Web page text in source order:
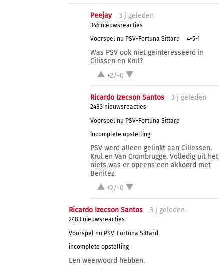
Peejay 3 j geleden
346 nieuwsreacties
Voorspel nu PSV-Fortuna Sittard
4-5-1
Was PSV ook niet geinteresseerd in
Cilissen en Krul?
+2/-0
Ricardo Izecson Santos 3 j geleden
2483 nieuwsreacties
Voorspel nu PSV-Fortuna Sittard
incomplete opstelling
PSV werd alleen gelinkt aan Cillessen,
Krul en Van Crombrugge. Volledig uit het
niets was er opeens een akkoord met
Benitez.
+2/-0
Ricardo Izecson Santos 3 j geleden
2483 nieuwsreacties
Voorspel nu PSV-Fortuna Sittard
incomplete opstelling
Een weerwoord hebben.